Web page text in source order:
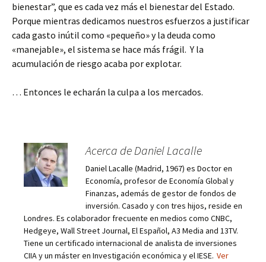
bienestar”, que es cada vez más el bienestar del Estado.
Porque mientras dedicamos nuestros esfuerzos a justificar
cada gasto inútil como «pequeño» y la deuda como
«manejable», el sistema se hace más frágil. Y la
acumulación de riesgo acaba por explotar.
… Entonces le echarán la culpa a los mercados.
Acerca de Daniel Lacalle
Daniel Lacalle (Madrid, 1967) es Doctor en
Economía, profesor de Economía Global y
Finanzas, además de gestor de fondos de
inversión. Casado y con tres hijos, reside en
Londres. Es colaborador frecuente en medios como CNBC,
Hedgeye, Wall Street Journal, El Español, A3 Media and 13TV.
Tiene un certificado internacional de analista de inversiones
CIIA y un máster en Investigación económica y el IESE. Ver